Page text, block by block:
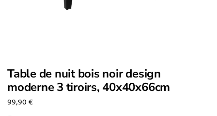
Table de nuit bois noir design
moderne 3 tiroirs, 40x40x66cm
99,90 €